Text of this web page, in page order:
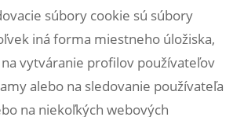
súbory cookie sú súbory
iná forma miestneho úložiska,
vytváranie profilov používateľov
alebo na sledovanie používateľa
na niekoľkých webových